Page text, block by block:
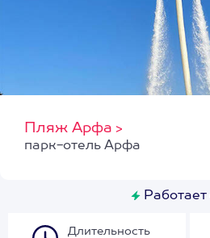
Пляж Арфа >
парк-отель Арфа
Работает
Длительность